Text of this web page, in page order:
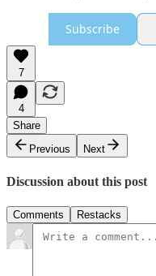
Subscribe
7
4
Share
Previous
Next
Discussion about this post
Comments Restacks